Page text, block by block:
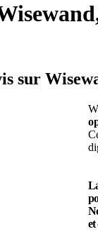
sur
et